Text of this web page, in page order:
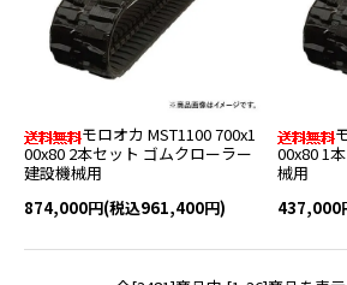
モロオカ MST1100 700x1
00x80 2本セット ゴムクローラー
建設機械用
874,000円(税込961,400円)
00x80 1
械用
437,000